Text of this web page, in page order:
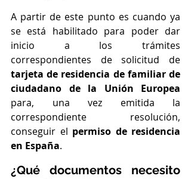
A partir de este punto es cuando ya
se está habilitado para poder dar
inicio a los trámites
tarjeta de residencia de familiar de
ciudadano de la Unión Europea
para, una vez emitida la
correspondiente resolución,
conseguir el permiso de residencia
en España.
¿Qué documentos necesito